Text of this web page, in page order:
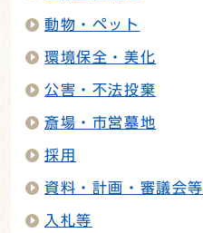
動物・ペット
環境保全・美化
公害・不法投棄
斎場・市営墓地
採用
資料・計画・審議会等
入札等